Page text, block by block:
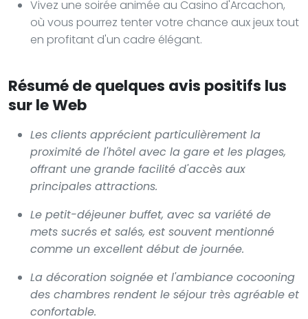
Vivez une soirée animée au Casino d'Arcachon,
où vous pourrez tenter votre chance aux jeux tout
en profitant d'un cadre élégant.
Résumé de quelques avis positifs lus
sur le Web
Les clients apprécient particulièrement la
proximité de l'hôtel avec la gare et les plages,
offrant une grande facilité d'accès aux
principales attractions.
Le petit-déjeuner buffet, avec sa variété de
mets sucrés et salés, est souvent mentionné
comme un excellent début de journée.
La décoration soignée et l'ambiance cocooning
des chambres rendent le séjour très agréable et
confortable.